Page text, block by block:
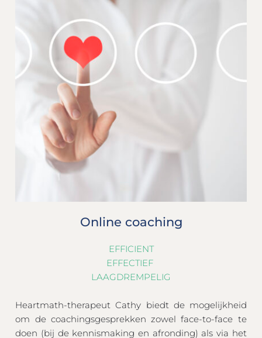
Online coaching
EFFICIENT
EFFECTIEF
LAAGDREMPELIG
Heartmath-therapeut Cathy biedt de mogelijkheid
om de coachingsgesprekken zowel face-to-face te
doen (bij de kennismaking en afronding) als via het